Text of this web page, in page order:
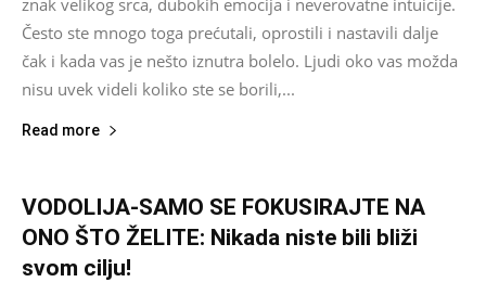
znak velikog srca, dubokih emocija i neverovatne intuicije.
Često ste mnogo toga prećutali, oprostili i nastavili dalje
čak i kada vas je nešto iznutra bolelo. Ljudi oko vas možda
nisu uvek videli koliko ste se borili,...
Read more
VODOLIJA-SAMO SE FOKUSIRAJTE NA
ONO ŠTO ŽELITE: Nikada niste bili bliži
svom cilju!